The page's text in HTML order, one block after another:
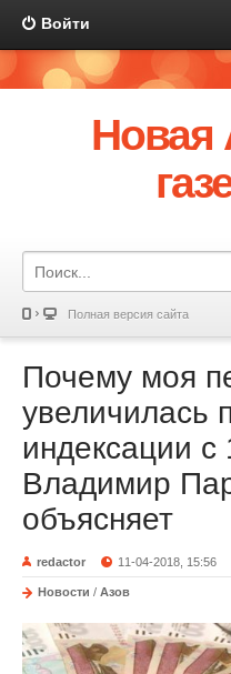
Войти
Новая
Полная версия сайта
Почему моя
увеличилась
индексации с
Владимир
объясняет
redactor 11-04-2018, 15:56
Новости / Азов